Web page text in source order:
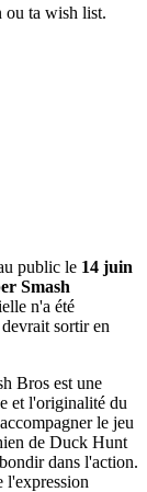
ou ta wish list.
public le 14 juin
Smash
n'a été
sortir en
Bros est une
et l'originalité du
le jeu
de Duck Hunt
dans l'action.
l'expression